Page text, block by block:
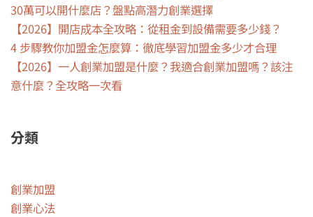
30萬可以開什麼店？盤點高潛力創業選擇
【2026】開店成本全攻略：從租金到設備需要多少錢？
4 步驟教你加盟金怎麼算：徹底學習加盟金多少才合理
【2026】一人創業加盟是什麼？我適合創業加盟嗎？該注
意什麼？全攻略一次看
分類
創業加盟
創業心法